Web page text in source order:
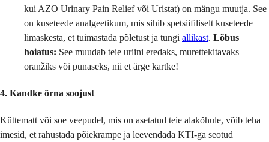
kui AZO Urinary Pain Relief või Uristat) on mängu muutja. See
on kuseteede analgeetikum, mis sihib spetsiifiliselt kuseteede
limaskesta, et tuimastada põletust ja tungi allikast. Lõbus
hoiatus: See muudab teie uriini eredaks, murettekitavaks
oranžiks või punaseks, nii et ärge kartke!
4. Kandke õrna soojust
Küttematt või soe veepudel, mis on asetatud teie alakõhule, võib teha
imesid, et rahustada põiekrampe ja leevendada KTI-ga seotud